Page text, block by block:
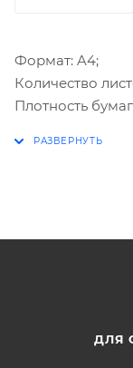
Формат: A4;
Количество
Плотность
ДЛЯ